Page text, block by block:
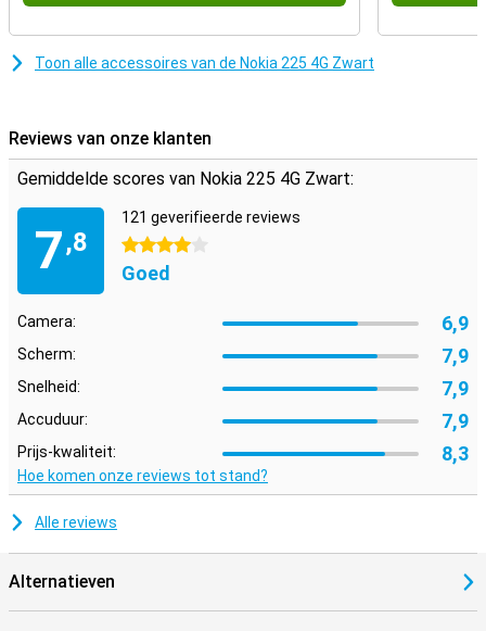
Toon alle accessoires van de Nokia 225 4G Zwart
Reviews van onze klanten
Gemiddelde scores van Nokia 225 4G Zwart:
7,8
121 geverifieerde reviews
4 sterren
Goed
Camera: 6,9
Scherm: 7,9
Snelheid: 7,9
Accuduur: 7,9
Prijs-kwaliteit: 8,3
Hoe komen onze reviews tot stand?
Alle reviews
Alternatieven